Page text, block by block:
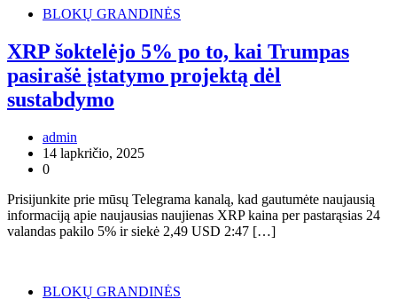
BLOKŲ GRANDINĖS
XRP šoktelėjo 5% po to, kai Trumpas
pasirašė įstatymo projektą dėl
sustabdymo
admin
14 lapkričio, 2025
0
Prisijunkite prie mūsų Telegrama kanalą, kad gautumėte naujausią
informaciją apie naujausias naujienas XRP kaina per pastarąsias 24
valandas pakilo 5% ir siekė 2,49 USD 2:47 […]
BLOKŲ GRANDINĖS